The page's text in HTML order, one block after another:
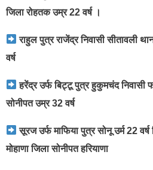
जिला रोहतक उम्र 22 वर्ष ।
राहुल पुत्र राजेंद्र निवासी सीतावली
वर्ष
हरेंद्र उर्फ बिट्टू पुत्र हुकुमचंद निवासी
सोनीपत उम्र 32 वर्ष
सूरज उर्फ माफिया पुत्र सोनू उर्म 22 वर्ष
मोहाणा जिला सोनीपत हरियाणा